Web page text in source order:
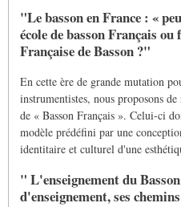
"Le basson en France : «
école de basson Français
Française de Basson ?"
En cette ère de grande mutation
instrumentistes, nous proposons
de « Basson Français ». Celui-ci
modèle prédéfini par une
identitaire et culturel d'une
" L'enseignement du
d'enseignement, ses